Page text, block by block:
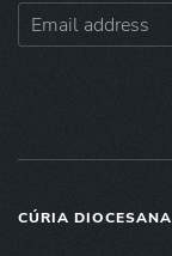
CÚRIA DIOCESANA